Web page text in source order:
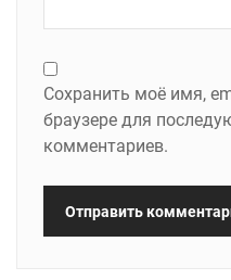
Сохранить моё имя,
браузере для
комментариев.